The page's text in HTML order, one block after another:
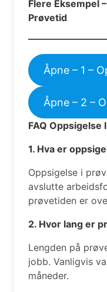
Flere Eksempel
Prøvetid
Åpne – 1 –
Åpne – 2 –
FAQ Oppsigelse
1. Hva er
Oppsigelse i
avslutte
prøvetiden er
2. Hvor lang er
Lengden på
jobb. Vanligvis
måneder.